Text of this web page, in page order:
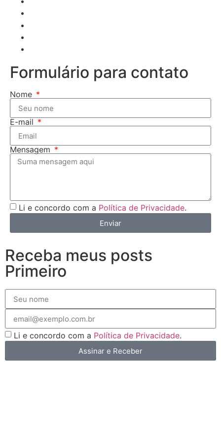
Formulário para contato
Nome
E-mail
Mensagem
Li e concordo com a Política de Privacidade.
Enviar
Receba meus posts
Primeiro
Li e concordo com a Política de Privacidade.
Assinar e Receber